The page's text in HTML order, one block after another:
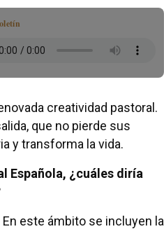
creatividad pastoral.
que no pierde sus
y transforma la vida.
Española, ¿cuáles diría
este ámbito se incluyen la